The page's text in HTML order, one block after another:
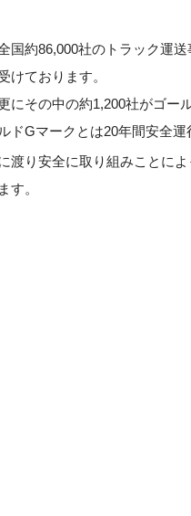
国約86,000社のトラック運
けております。
にその中の約1,200社がゴー
ドGマークとは20年間安全
渡り安全に取り組みことに
す。